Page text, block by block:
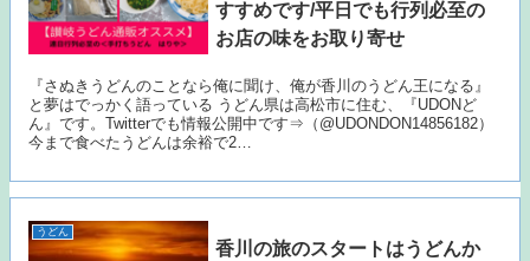
すすめです/平日でも行列必至の
お店の味をお取り寄せ
『さぬきうどんのことなら俺に聞け、俺が香川のうどん王になる』
と夢はでっかく語っている うどん県は高松市に住む、『UDONど
ん』です。Twitterでも情報公開中です⇒（@UDONDON14856182）
今まで食べたうどんは余裕で2…
うどん
香川の旅のスタートはうどんか